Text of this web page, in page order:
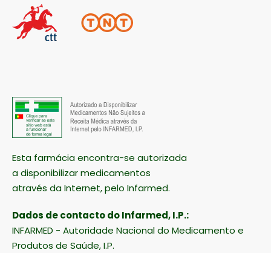
Esta farmácia encontra-se autorizada
a disponibilizar medicamentos
através da Internet, pelo Infarmed.
Dados de contacto do Infarmed, I.P.:
INFARMED - Autoridade Nacional do Medicamento e
Produtos de Saúde, I.P.